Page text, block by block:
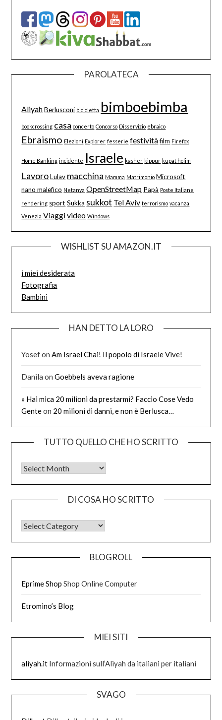
PAROLATECA
Aliyah Berlusconi bicicletta bimboebimba
bookcrossing casa concerto Concorso Disservizio ebraico
Ebraismo Elezioni Explorer fesserie festività film Firefox
Home Banking incidente Israele kasher kippur kupat holim
Lavoro Lulav macchina Mamma Matrimonio Microsoft
nano malefico Netanya OpenStreetMap Papà Poste Italiane
rendering sport Sukka sukkot Tel Aviv terrorismo vacanza
Venezia Viaggivideo Windows
WISHLIST SU AMAZON.IT
i miei desiderata
Fotografia
Bambini
HAN DETTO LA LORO
YosefonAm Israel Chai! Il popolo di Israele Vive!
Danila onGoebbels aveva ragione
» Hai mica 20 milioni da prestarmi? Faccio Cose Vedo
Genteon 20 milioni di danni, e non è Berlusca…
TUTTO QUELLO CHE HO SCRITTO
Tutto quello che ho scritto
DI COSA HO SCRITTO
DI COSA HO SCRITTO
BLOGROLL
Eprime Shop Shop Online Computer
Etromino’s Blog
MIEI SITI
aliyah.it Informazioni sull’Aliyah da italiani per italiani
SVAGO